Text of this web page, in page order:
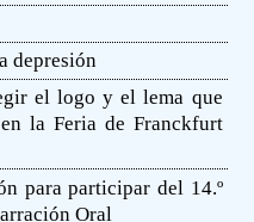
depresión
el logo y el lema que
la Feria de Franckfurt
para participar del 14.º
Oral